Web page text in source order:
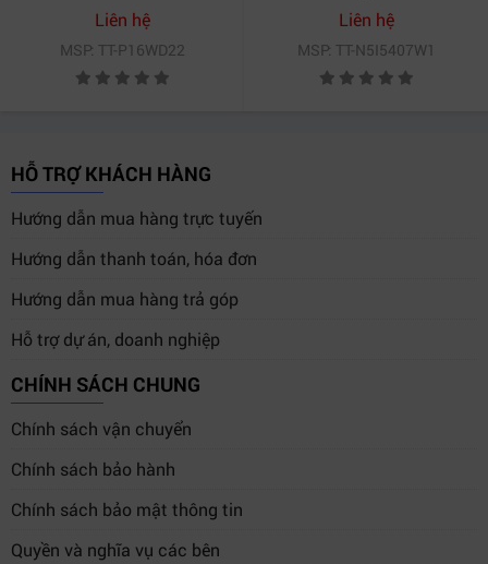
512GB| 15.6 inch FHD| OB|
Win11+Office
Liên hệ
MSP: TT-P16WD22
1334U | 8GB | 512GB | Intel
UHD | 15.6 inch FHD 120Hz |
Win 11 | Office HS21 | Đen)
Liên hệ
MSP: TT-N5I5407W1
HỖ TRỢ KHÁCH HÀNG
Hướng dẫn mua hàng trực tuyến
Hướng dẫn thanh toán, hóa đơn
Hướng dẫn mua hàng trả góp
Hỗ trợ dự án, doanh nghiệp
CHÍNH SÁCH CHUNG
Chính sách vận chuyển
Chính sách bảo hành
Chính sách bảo mật thông tin
Quyền và nghĩa vụ các bên